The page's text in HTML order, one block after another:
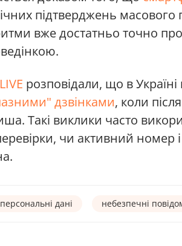
підтверджень
вже достатньо точно
розповідали, що в
дзвінками, коли
Такі виклики часто
чи активний номер
персональні дані небезпечні